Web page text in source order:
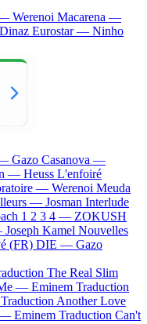
Werenoi Macarena —
Eurostar — Ninho
Gazo Casanova —
— Heuss L'enfoiré
— Werenoi Meuda
— Josman Interlude
1 2 3 4 — ZOKUSH
Joseph Kamel Nouvelles
(FR) DIE — Gazo
The Real Slim
— Eminem Traduction
Traduction Another Love
— Eminem Traduction Can't